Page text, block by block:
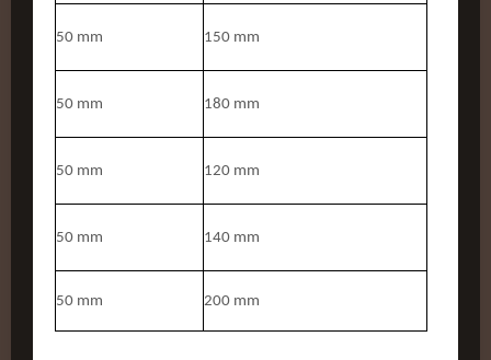
50 mm 150 mm
50 mm 180 mm
50 mm 120 mm
50 mm 140 mm
50 mm 200 mm